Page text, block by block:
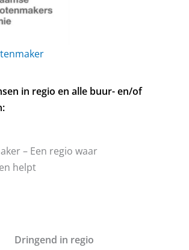
in regio en alle buur- en/of
Dringend in regio